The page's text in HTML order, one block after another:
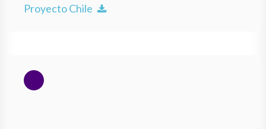
Proyecto Chile